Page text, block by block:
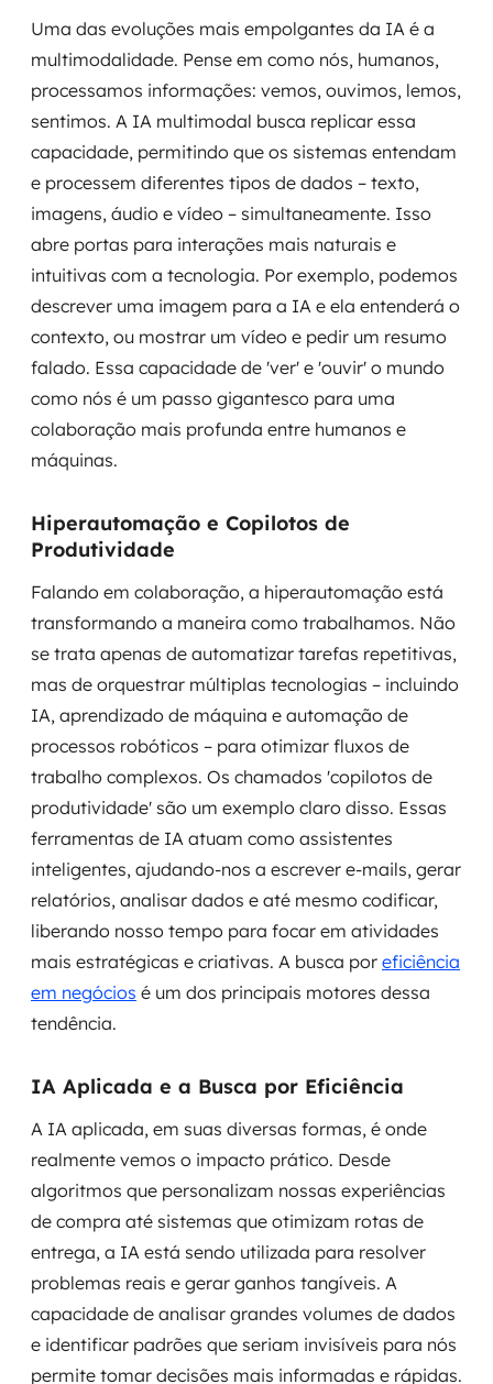
Uma das evoluções mais empolgantes da IA é a
multimodalidade. Pense em como nós, humanos,
processamos informações: vemos, ouvimos, lemos,
sentimos. A IA multimodal busca replicar essa
capacidade, permitindo que os sistemas entendam
e processem diferentes tipos de dados – texto,
imagens, áudio e vídeo – simultaneamente. Isso
abre portas para interações mais naturais e
intuitivas com a tecnologia. Por exemplo, podemos
descrever uma imagem para a IA e ela entenderá o
contexto, ou mostrar um vídeo e pedir um resumo
falado. Essa capacidade de 'ver' e 'ouvir' o mundo
como nós é um passo gigantesco para uma
colaboração mais profunda entre humanos e
máquinas.
Hiperautomação e Copilotos de
Produtividade
Falando em colaboração, a hiperautomação está
transformando a maneira como trabalhamos. Não
se trata apenas de automatizar tarefas repetitivas,
mas de orquestrar múltiplas tecnologias – incluindo
IA, aprendizado de máquina e automação de
processos robóticos – para otimizar fluxos de
trabalho complexos. Os chamados 'copilotos de
produtividade' são um exemplo claro disso. Essas
ferramentas de IA atuam como assistentes
inteligentes, ajudando-nos a escrever e-mails, gerar
relatórios, analisar dados e até mesmo codificar,
liberando nosso tempo para focar em atividades
mais estratégicas e criativas. A busca por eficiência
em negócios é um dos principais motores dessa
tendência.
IA Aplicada e a Busca por Eficiência
A IA aplicada, em suas diversas formas, é onde
realmente vemos o impacto prático. Desde
algoritmos que personalizam nossas experiências
de compra até sistemas que otimizam rotas de
entrega, a IA está sendo utilizada para resolver
problemas reais e gerar ganhos tangíveis. A
capacidade de analisar grandes volumes de dados
e identificar padrões que seriam invisíveis para nós
permite tomar decisões mais informadas e rápidas.